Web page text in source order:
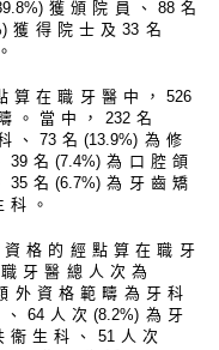
)獲頒院員、 88名
)獲得院士及33名
算在職牙醫中，526
。當中， 232名
、 73名(13.9%)為修
39名(7.4%)為口腔頜
35名(6.7%)為牙齒矯
。
格的經點算在職牙
牙醫總人次為
外資格範疇為牙科
64人次(8.2%)為牙
生科、 51人次